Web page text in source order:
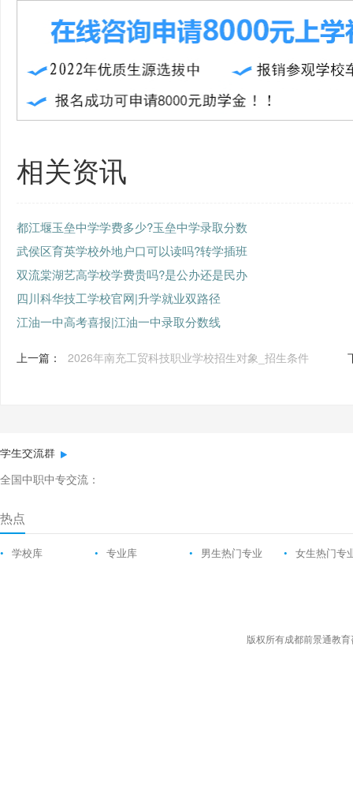
相关资讯
都江堰玉垒中学学费多少?玉垒中学录取分数
武侯区育英学校外地户口可以读吗?转学插班
双流棠湖艺高学校学费贵吗?是公办还是民办
四川科华技工学校官网|升学就业双路径
江油一中高考喜报|江油一中录取分数线
上一篇： 2026年南充工贸科技职业学校招生对象_招生条件
学生交流群
全国中职中专交流：
热点
• 学校库 • 专业库 • 男生热门专业 • 女生热门专
版权所有成都前景通教